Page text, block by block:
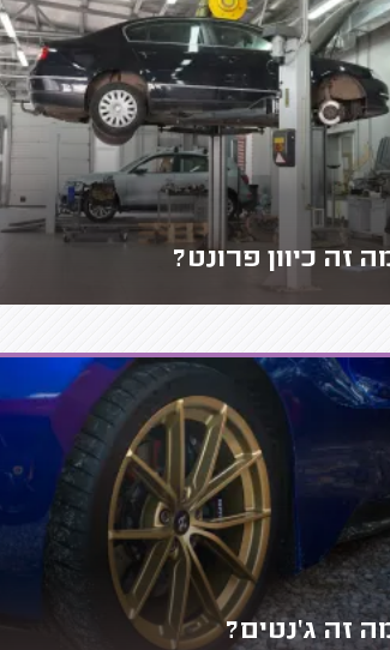
זה כיוון פרונט?
זה ג'נטים?